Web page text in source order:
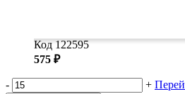
Код 122595
575 ₽
- +